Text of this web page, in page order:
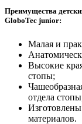
Преимущества
GloboTec junior:
Малая и
Высокие
стопы;
отдела
материалов.